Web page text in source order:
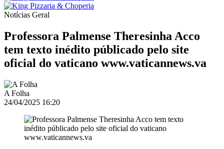
Notícias Geral
Professora Palmense Theresinha Acco
tem texto inédito públicado pelo site
oficial do vaticano www.vaticannews.va
A Folha
24/04/2025 16:20